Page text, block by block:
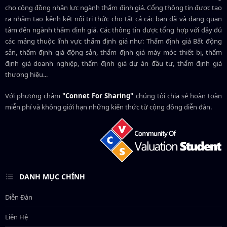
cho cộng đồng nhân lực ngànhthẩm định giá. Cổng thông tin được tạo
ra nhằm tạo kênh kết nối tri thức cho tất cả các bạn đã và đang quan
tâm đến ngành thẩm định giá. Các thông tin được tổng hợp với đầy đủ
các mảng thuộc lĩnh vực thẩm định giá như: Thẩm định giá Bất động
sản, thẩm định giá động sản, thẩm định giá máy móc thiết bị, thẩm
định giá doanh nghiệp, thẩm định giá dự án đầu tư, thẩm định giá
thương hiệu...
Với phương châm"Connet For Sharing" chúng tôi chia sẻ hoàn toàn
miễn phí và không giới hạn những kiến thức từ cộng đồng diễn đàn.
DANH MỤC CHÍNH
Diễn Đàn
Liên Hệ